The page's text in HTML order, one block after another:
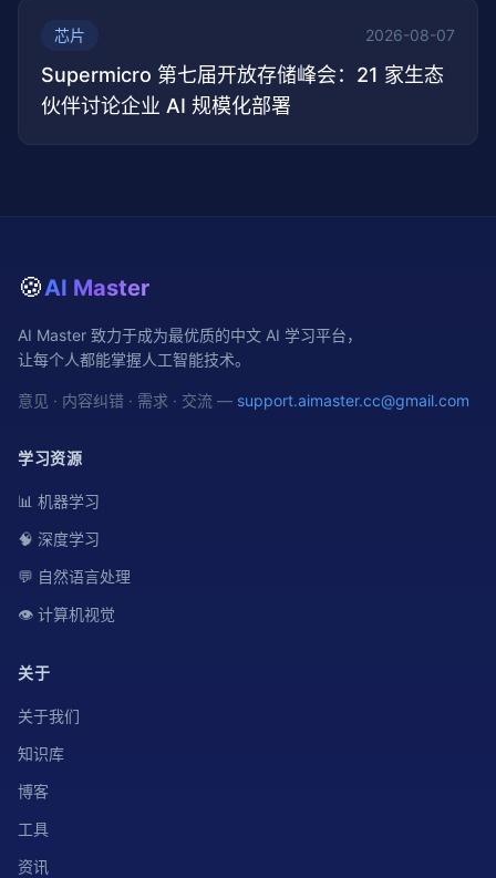
芯片 2026-08-07
Supermicro 第七届开放存储峰会：21 家生态
伙伴讨论企业 AI 规模化部署
🍪AI Master
AI Master 致力于成为最优质的中文 AI 学习平台，
让每个人都能掌握人工智能技术。
意见 · 内容纠错 · 需求 · 交流 — support.aimaster.cc@gmail.com
学习资源
📊 机器学习
🧠 深度学习
💬 自然语言处理
👁️ 计算机视觉
关于
关于我们
知识库
博客
工具
资讯